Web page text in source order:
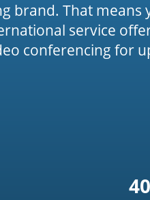
brand. That
service
conferencing for